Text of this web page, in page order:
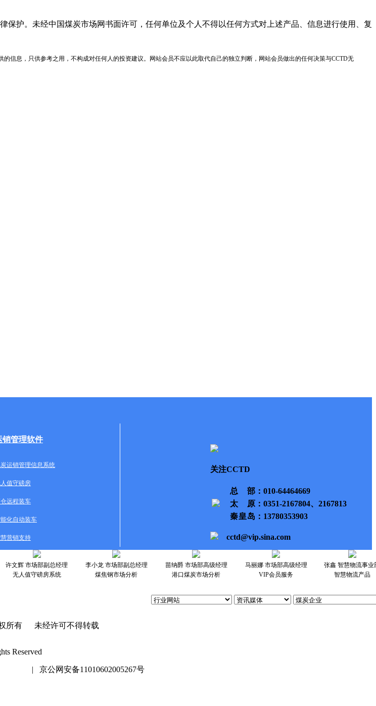
护。未经中国煤炭市场网书面许可，任何单位及个人不得以任何方式对上述产品、信息进行使用、复
信息，只供参考之用，不构成对任何人的投资建议。网站会员不应以此取代自己的独立判断，网站会员做出的任何决策与CCTD无
销管理软件
运销管理信息系统
值守磅房
远程装车
化自动装车
营销支持
关注CCTD
总部 ：010-64464669
太原 ：0351-2167804、2167813
秦皇岛 ：13780353903
cctd@vip.sina.com
许文辉 市场部副总经理
无人值守磅房系统
李小龙 市场部副总经理
煤焦钢市场分析
苗纳爵 市场部高级经理
港口煤炭市场分析
马丽娜 市场部高级经理
VIP会员服务
张鑫 智慧物流事业
智慧物流产品
所有 未经许可不得转载
Reserved
| 京公网安备11010602005267号